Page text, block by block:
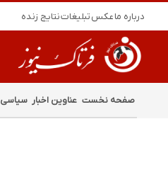
درباره ماعکستبلیغاتنتایج زنده
صفحه نخست عناوین اخبار سیاسی